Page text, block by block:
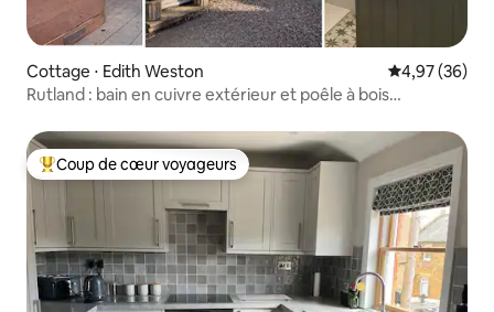
Cottage ⋅ Edith Weston Évaluation
4,97 (36)
Rutland : bain en cuivre extérieur et poêle à bois
Coups de cœur voyageurs les plus appréciés
Coup de cœur voyageurs